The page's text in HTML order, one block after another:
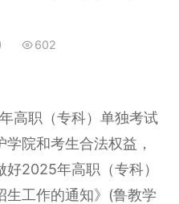
602
高职（专科）单独考试
院和考生合法权益，
2025年高职（专科）
生工作的通知》(鲁教学